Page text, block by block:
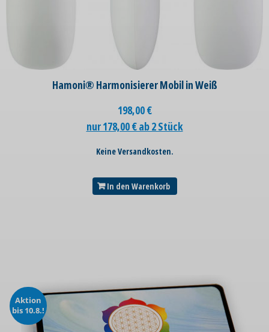
Hamoni® Harmonisierer Mobil in Weiß
198,00€
nur 178,00 € ab 2 Stück
Keine Versandkosten.
In den Warenkorb
Aktion
bis 10.8.!